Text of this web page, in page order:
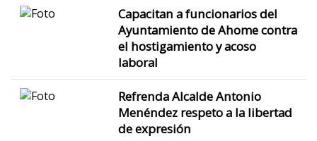
Capacitan a funcionarios del
Ayuntamiento de Ahome contra
el hostigamiento y acoso
laboral
Refrenda Alcalde Antonio
Menéndez respeto a la libertad
de expresión